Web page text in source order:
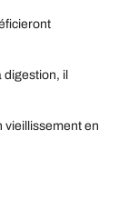
digestion, il
vieillissement en